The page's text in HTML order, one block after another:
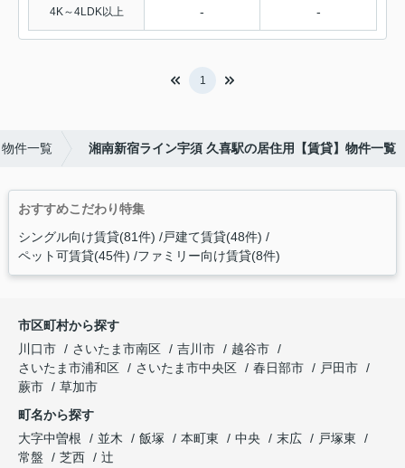
4K～4LDK以上 - -
1
件一覧 湘南新宿ライン宇須 久喜駅の居住用【賃貸】物件一覧
おすすめこだわり特集
シングル向け賃貸(81件) 戸建て賃貸(48件)
ペット可賃貸(45件) ファミリー向け賃貸(8件)
市区町村から探す
川口市
さいたま市南区 吉川市
越谷市
さいたま市浦和区
さいたま市中央区 春日部市
戸田市
蕨市
草加市
町名から探す
大字中曽根
並木 飯塚 本町東 中央 末広
戸塚東
常盤
芝西
辻